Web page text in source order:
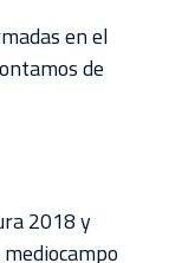
en el
de
2018 y